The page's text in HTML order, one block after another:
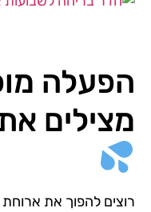
הפעלה
מצילים
רוצים להפוך את